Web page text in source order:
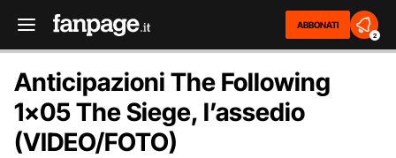
ABBONATI
2
Anticipazioni The Following
1×05 The Siege, l’assedio
(VIDEO/FOTO)